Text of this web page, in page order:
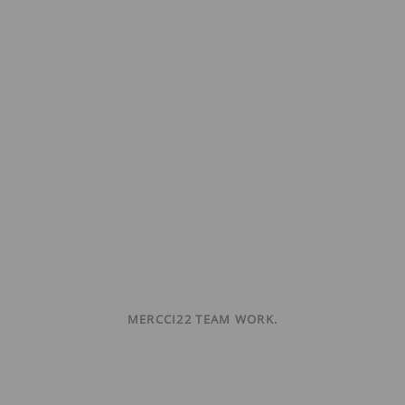
MERCCI22 TEAM WORK.